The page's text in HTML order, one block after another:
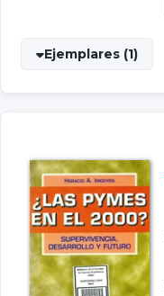
Ejemplares (1)